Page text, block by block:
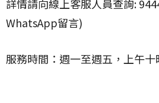
詳情請向線上客服人員查詢:
WhatsApp留言)
服務時間：週一至週五，上午